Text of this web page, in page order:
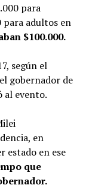
para
para adultos en
$100.000.
según el
gobernador de
al evento.
en
estado en ese
que